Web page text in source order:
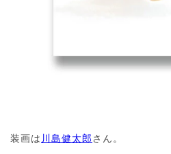
装画は 川島健太郎 さん。